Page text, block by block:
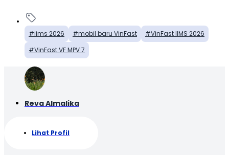
iims 2026 mobil baru VinFast
VinFast IIMS 2026
VinFast VF MPV 7
Reva Almalika
Lihat Profil